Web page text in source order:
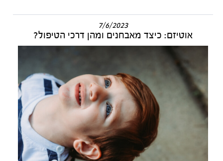
7/6/2023
אוטיזם: כיצד מאבחנים ומהן דרכי הטיפול?